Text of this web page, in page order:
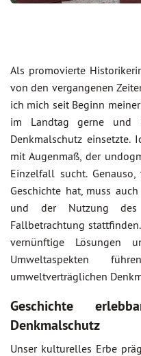
Als promovierte
von den vergangenen
ich mich seit Beginn
im Landtag gerne und
Denkmalschutz einsetzte.
mit Augenmaß, der
Einzelfall sucht.
Geschichte hat, muss
und der Nutzung des
Fallbetrachtung
vernünftige Lösungen
Umweltaspekten
umweltverträglichen
Geschichte
Denkmalschutz
Unser kulturelles Erbe